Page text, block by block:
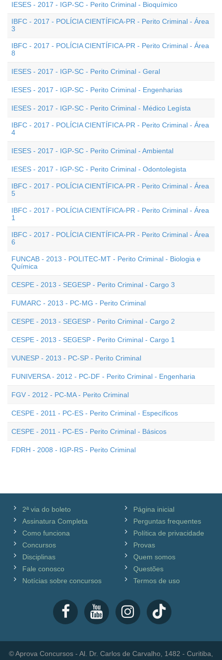
IESES - 2017 - IGP-SC - Perito Criminal - Bioquímico
IBFC - 2017 - POLÍCIA CIENTÍFICA-PR - Perito Criminal - Área
3
IBFC - 2017 - POLÍCIA CIENTÍFICA-PR - Perito Criminal - Área
8
IESES - 2017 - IGP-SC - Perito Criminal - Geral
IESES - 2017 - IGP-SC - Perito Criminal - Engenharias
IESES - 2017 - IGP-SC - Perito Criminal - Médico Legísta
IBFC - 2017 - POLÍCIA CIENTÍFICA-PR - Perito Criminal - Área
4
IESES - 2017 - IGP-SC - Perito Criminal - Ambiental
IESES - 2017 - IGP-SC - Perito Criminal - Odontolegista
IBFC - 2017 - POLÍCIA CIENTÍFICA-PR - Perito Criminal - Área
5
IBFC - 2017 - POLÍCIA CIENTÍFICA-PR - Perito Criminal - Área
1
IBFC - 2017 - POLÍCIA CIENTÍFICA-PR - Perito Criminal - Área
6
FUNCAB - 2013 - POLITEC-MT - Perito Criminal - Biologia e
Química
CESPE - 2013 - SEGESP - Perito Criminal - Cargo 3
FUMARC - 2013 - PC-MG - Perito Criminal
CESPE - 2013 - SEGESP - Perito Criminal - Cargo 2
CESPE - 2013 - SEGESP - Perito Criminal - Cargo 1
VUNESP - 2013 - PC-SP - Perito Criminal
FUNIVERSA - 2012 - PC-DF - Perito Criminal - Engenharia
FGV - 2012 - PC-MA - Perito Criminal
CESPE - 2011 - PC-ES - Perito Criminal - Específicos
CESPE - 2011 - PC-ES - Perito Criminal - Básicos
FDRH - 2008 - IGP-RS - Perito Criminal
2ª via do boleto
Assinatura Completa
Como funciona
Concursos
Disciplinas
Fale conosco
Notícias sobre concursos
Página inicial
Perguntas frequentes
Política de privacidade
Provas
Quem somos
Questões
Termos de uso
© Aprova Concursos - Al. Dr. Carlos de Carvalho, 1482 - Curitiba,